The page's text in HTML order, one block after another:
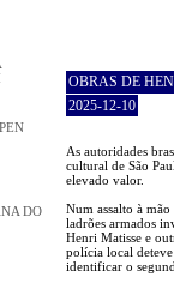
DO
OBRAS DE
2025-12-10
As autoridades
cultural de São
elevado valor.
Num assalto à
ladrões armados
Henri Matisse e
polícia local
identificar o